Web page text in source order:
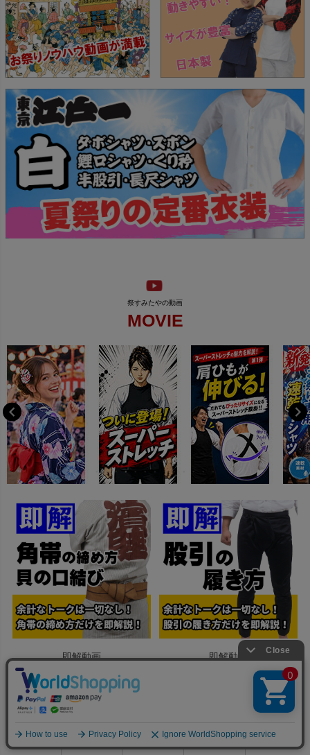
MOVIE
即解動画
即解動画
股引の履き方
会員ページ 店舗案内